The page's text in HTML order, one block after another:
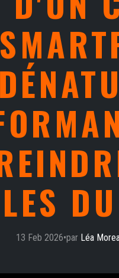
13 Feb 2026•par Léa